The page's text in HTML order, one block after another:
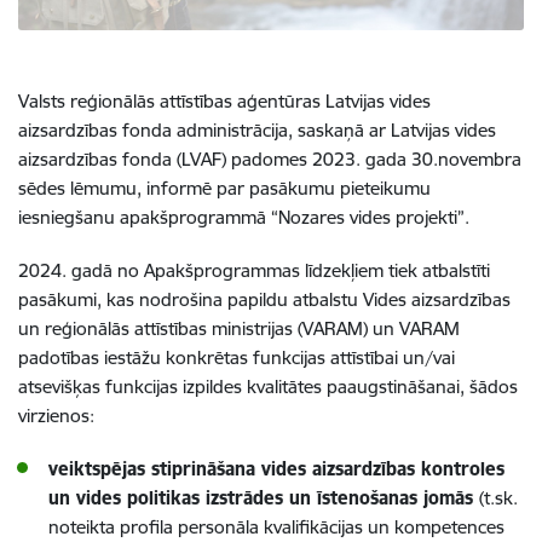
Valsts reģionālās attīstības aģentūras Latvijas vides
aizsardzības fonda administrācija, saskaņā ar Latvijas vides
aizsardzības fonda (LVAF) padomes 2023. gada 30.novembra
sēdes lēmumu, informē par pasākumu pieteikumu
iesniegšanu apakšprogrammā “Nozares vides projekti”.
2024. gadā no Apakšprogrammas līdzekļiem tiek atbalstīti
pasākumi, kas nodrošina papildu atbalstu Vides aizsardzības
un reģionālās attīstības ministrijas (VARAM) un VARAM
padotības iestāžu konkrētas funkcijas attīstībai un/vai
atsevišķas funkcijas izpildes kvalitātes paaugstināšanai, šādos
virzienos:
veiktspējas stiprināšana vides aizsardzības kontroles
un vides politikas izstrādes un īstenošanas jomās (t.sk.
noteikta profila personāla kvalifikācijas un kompetences